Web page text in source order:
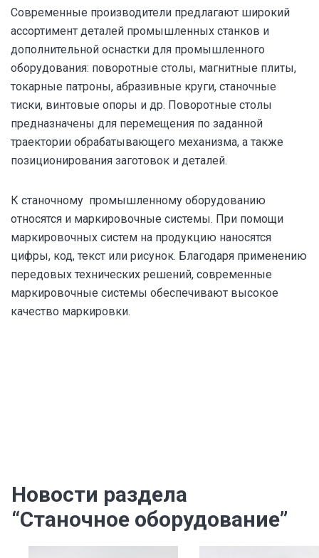
Современные производители предлагают широкий
ассортимент деталей промышленных станков и
дополнительной оснастки для промышленного
оборудования: поворотные столы, магнитные плиты,
токарные патроны, абразивные круги, станочные
тиски, винтовые опоры и др. Поворотные столы
предназначены для перемещения по заданной
траектории обрабатывающего механизма, а также
позиционирования заготовок и деталей.
К станочному промышленному оборудованию
относятся и маркировочные системы. При помощи
маркировочных систем на продукцию наносятся
цифры, код, текст или рисунок. Благодаря применению
передовых технических решений, современные
маркировочные системы обеспечивают высокое
качество маркировки.
Новости раздела
“Станочное оборудование”